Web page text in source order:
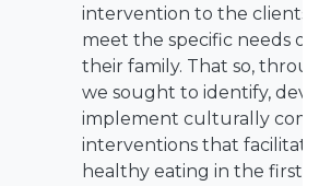
intervention to the
meet the specific needs
their family. That so,
we sought to identify,
implement culturally
interventions that
healthy eating in the first